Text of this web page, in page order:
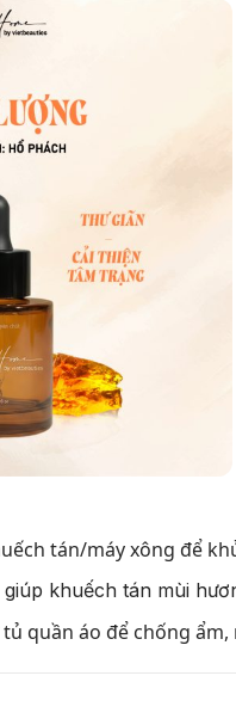
tán/máy xông để
khuếch tán mùi
quần áo để chống